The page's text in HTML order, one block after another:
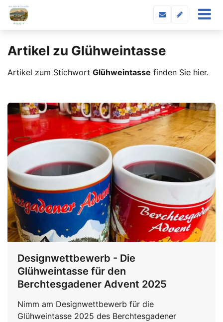
Artikel zu Glühweintasse
Artikel zum Stichwort Glühweintasse finden Sie hier.
Designwettbewerb - Die
Glühweintasse für den
Berchtesgadener Advent 2025
Nimm am Designwettbewerb für die
Glühweintasse 2025 des Berchtesgadener